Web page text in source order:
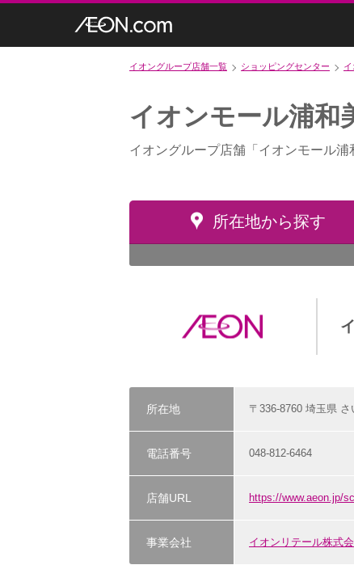
イオングループ店舗一覧 ショッピングセンター
イオンモール浦和
イオングループ店舗「イオンモール浦
所在地から探す
所在地 〒336-8760 埼玉県
電話番号 048-812-6464
店舗URL https://www.aeon.jp/
事業会社 イオンリテール株式